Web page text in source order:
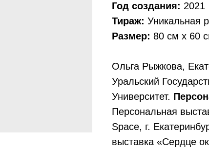
Год создания: 2021
Тираж: Уникальная
Размер: 80 см х 60
Ольга Рыжкова,
Уральский
Университет.
Персональная
Space, г.
выставка «Сердце